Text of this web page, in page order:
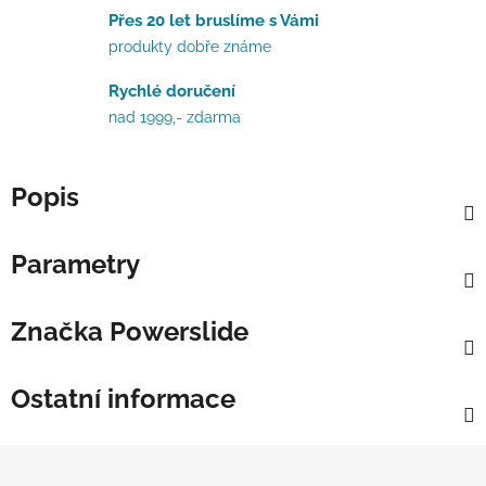
Přes 20 let bruslíme s Vámi
produkty dobře známe
Rychlé doručení
nad 1999,- zdarma
Popis
Parametry
Značka Powerslide
Ostatní informace